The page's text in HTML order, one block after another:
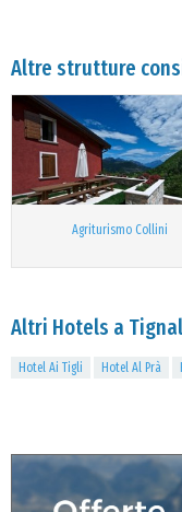
Altre strutture
Agriturismo Collini
Altri Hotels a
Hotel Ai Tigli Hotel Al Prà